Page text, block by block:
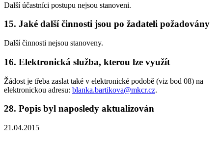
Další účastníci postupu nejsou stanoveni.
15. Jaké další činnosti jsou po žadateli požadovány
Další činnosti nejsou stanoveny.
16. Elektronická služba, kterou lze využít
Žádost je třeba zaslat také v elektronické podobě (viz bod 08) na
elektronickou adresu: blanka.bartikova@mkcr.cz.
28. Popis byl naposledy aktualizován
21.04.2015